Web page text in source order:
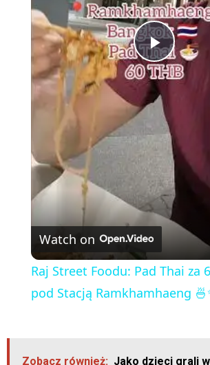
P
l
a
y
V
i
e
Watch on
Raj Street Foodu: Pad Thai za
pod Stacją Ramkhamhaeng
Zobacz również: Jako dzieci grali